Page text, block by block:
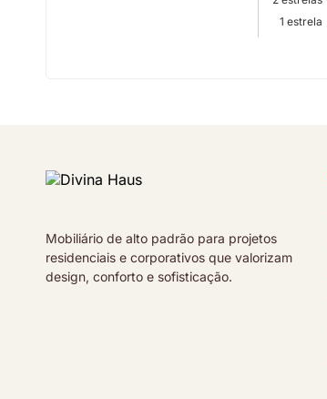
1 estrela
Mobiliário de alto padrão para projetos
residenciais e corporativos que valorizam
design, conforto e sofisticação.